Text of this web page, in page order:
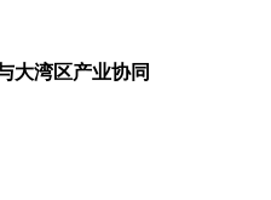
大湾区产业协同